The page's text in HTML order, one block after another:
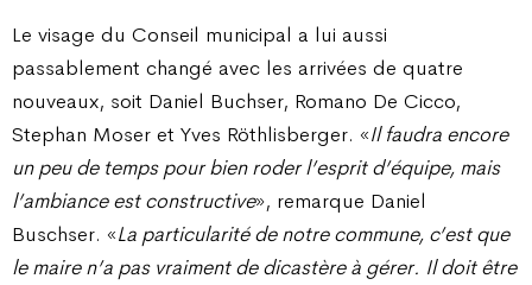
Le visage du Conseil municipal a lui aussi
passablement changé avec les arrivées de quatre
nouveaux, soit Daniel Buchser, Romano De Cicco,
Stephan Moser et Yves Röthlisberger. «Il faudra encore
un peu de temps pour bien roder l’esprit d’équipe, mais
l’ambiance est constructive», remarque Daniel
Buschser. «La particularité de notre commune, c’est que
le maire n’a pas vraiment de dicastère à gérer. Il doit être